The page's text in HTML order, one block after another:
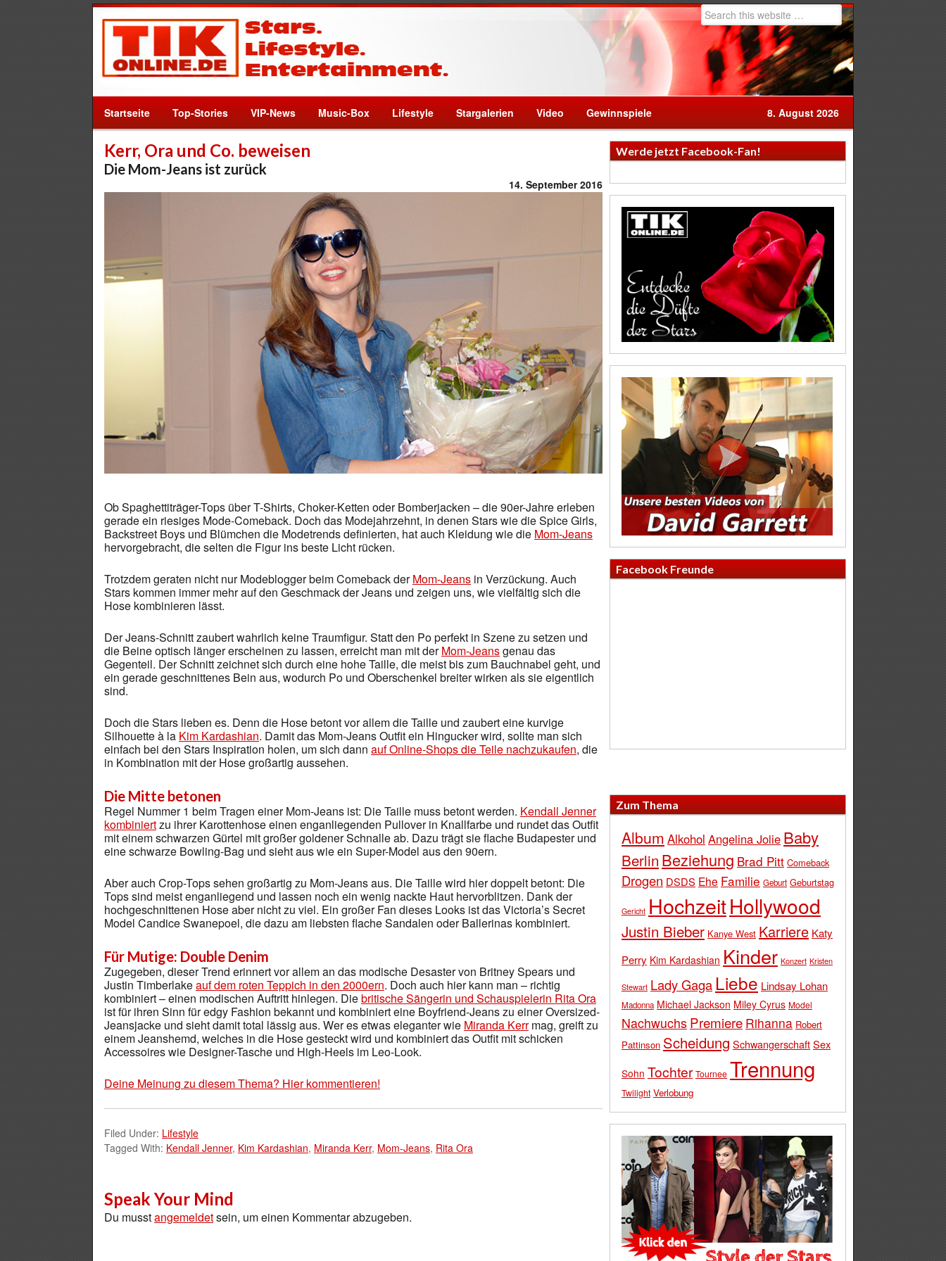
Startseite Top-Stories VIP-News Music-Box Lifestyle Stargalerien Video Gewinnspiele 8. August 2026
Kerr, Ora und Co. beweisen
Die Mom-Jeans ist zurück
14. September 2016
Ob Spaghettiträger-Tops über T-Shirts, Choker-Ketten oder Bomberjacken – die 90er-Jahre erleben
gerade ein riesiges Mode-Comeback. Doch das Modejahrzehnt, in denen Stars wie die Spice Girls,
Backstreet Boys und Blümchen die Modetrends definierten, hat auch Kleidung wie die Mom-Jeans
hervorgebracht, die selten die Figur ins beste Licht rücken.
Trotzdem geraten nicht nur Modeblogger beim Comeback derMom-Jeans in Verzückung. Auch
Stars kommen immer mehr auf den Geschmack der Jeans und zeigen uns, wie vielfältig sich die
Hose kombinieren lässt.
Der Jeans-Schnitt zaubert wahrlich keine Traumfigur. Statt den Po perfekt in Szene zu setzen und
die Beine optisch länger erscheinen zu lassen, erreicht man mit derMom-Jeansgenau das
Gegenteil. Der Schnitt zeichnet sich durch eine hohe Taille, die meist bis zum Bauchnabel geht, und
ein gerade geschnittenes Bein aus, wodurch Po und Oberschenkel breiter wirken als sie eigentlich
sind.
Doch die Stars lieben es. Denn die Hose betont vor allem die Taille und zaubert eine kurvige
Silhouette à la Kim Kardashian. Damit das Mom-Jeans Outfit ein Hingucker wird, sollte man sich
einfach bei den Stars Inspiration holen, um sich dann auf Online-Shops die Teile nachzukaufen, die
in Kombination mit der Hose großartig aussehen.
Die Mitte betonen
Regel Nummer 1 beim Tragen einer Mom-Jeans ist: Die Taille muss betont werden. Kendall Jenner
kombiniertzu ihrer Karottenhose einen enganliegenden Pullover in Knallfarbe und rundet das Outfit
mit einem schwarzen Gürtel mit großer goldener Schnalle ab. Dazu trägt sie flache Budapester und
eine schwarze Bowling-Bag und sieht aus wie ein Super-Model aus den 90ern.
Aber auch Crop-Tops sehen großartig zu Mom-Jeans aus. Die Taille wird hier doppelt betont: Die
Tops sind meist enganliegend und lassen noch ein wenig nackte Haut hervorblitzen. Dank der
hochgeschnittenen Hose aber nicht zu viel. Ein großer Fan dieses Looks ist das Victoria’s Secret
Model Candice Swanepoel, die dazu am liebsten flache Sandalen oder Ballerinas kombiniert.
Für Mutige: Double Denim
Zugegeben, dieser Trend erinnert vor allem an das modische Desaster von Britney Spears und
Justin Timberlakeauf dem roten Teppich in den 2000ern. Doch auch hier kann man – richtig
kombiniert – einen modischen Auftritt hinlegen. Diebritische Sängerin und Schauspielerin Rita Ora
ist für ihren Sinn für edgy Fashion bekannt und kombiniert eine Boyfriend-Jeans zu einer Oversized-
Jeansjacke und sieht damit total lässig aus. Wer es etwas eleganter wie Miranda Kerrmag, greift zu
einem Jeanshemd, welches in die Hose gesteckt wird und kombiniert das Outfit mit schicken
Accessoires wie Designer-Tasche und High-Heels im Leo-Look.
Deine Meinung zu diesem Thema? Hier kommentieren!
Filed Under: Lifestyle
Tagged With: Kendall Jenner, Kim Kardashian, Miranda Kerr, Mom-Jeans, Rita Ora
Speak Your Mind
Du musstangemeldetsein, um einen Kommentar abzugeben.
Werde jetzt Facebook-Fan!
Facebook Freunde
Zum Thema
Album Alkohol Angelina Jolie Baby
Berlin Beziehung Brad Pitt Comeback
Drogen DSDS Ehe Familie Geburt Geburtstag
Gericht HochzeitHollywood
Justin Bieber Kanye West Karriere Katy
Perry Kim Kardashian Kinder Konzert Kristen
Stewart Lady Gaga Liebe Lindsay Lohan
Madonna Michael Jackson Miley Cyrus Model
Nachwuchs Premiere Rihanna Robert
Pattinson Scheidung SchwangerschaftSex
Sohn Tochter Tournee Trennung
Twilight Verlobung